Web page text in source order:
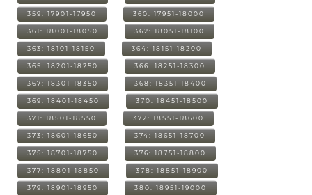
359: 17901-17950 360: 17951-18000
361: 18001-18050 362: 18051-18100
363: 18101-18150 364: 18151-18200
365: 18201-18250 366: 18251-18300
367: 18301-18350 368: 18351-18400
369: 18401-18450 370: 18451-18500
371: 18501-18550 372: 18551-18600
373: 18601-18650 374: 18651-18700
375: 18701-18750 376: 18751-18800
377: 18801-18850 378: 18851-18900
379: 18901-18950 380: 18951-19000